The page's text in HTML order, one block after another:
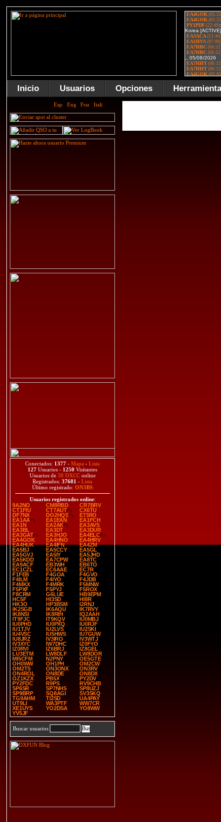
Inicio Usuarios Opciones
Conectados: 1377 - Mapa - Lista
127 Usuarios - 1250 Visitantes
Usuarios de 38 DXCConline
Registrados: 37681 - Lista
Último registrado: ON3BS
Usuarios registrados online:
9A2NO
CM8RBD
CR7BRV
CT1FIU
CT7AUT
CX6TU
DF7NX
DO2HQS
E73RO
EA1AA
EA1EAN
EA1FCH
EA1N
EA2AK
EA3AVS
EA3BL
EA3DT
EA3DUR
EA3GAT
EA3HJO
EA4ELC
EA4GOK
EA4HNO
EA4HRV
EA4HUK
EA4IFN
EA4ZM
EA5BJ
EA5CCY
EA5GL
EA5GVJ
EA5IY
EA5JHD
EA5KDD
EA7CPW
EA8TC
EA9ACF
EB3WH
EB6TO
EC1CZL
EC6AAE
EC7R
F1FEB
F4GOA
F4GVO
F4ILM
F4IYO
F4JDB
F4MKX
F4MRK
F5MNW
F5PXF
F5PYJ
F5ROX
F8CRM
G6LUE
HB9EPM
HC5F
HI3SD
HI8R
HK3O
HP3BSM
I2RNJ
IK2SGB
IK6AQU
IK7RVY
IK8NSI
IK8RIH
IQ2AAH
IT9FJC
IT9KQV
IU0MBJ
IU0PHD
IU0PXQ
IU0RJF
IU1TJV
IU2LVS
IU2SKI
IU4VSC
IU5HWS
IU7GUW
IU8JRZ
IV3IRO
IV3WTJ
IV3XYC
IW7DHC
IZ0FYO
IZ0RVI
IZ6BRJ
IZ8GEL
LU3ETM
LW8DLF
LW8DOR
MI5CFM
N2PNY
OE5GTE
OH0WW
OH1PH
OM2CW
OM2TS
ON3ONX
ON3RV
ON4ROL
ON8DE
ON8DX
OZ1KZX
PB5X
PY2DV
PY2FDC
R9PS
RV9CHB
SP6SR
SP7NHS
SP8UZJ
SP9BRP
SQ8AGI
SV3SKQ
TG9AHM
TI2SD
UA4PAY
UT9LI
WA3PTF
WW7CR
XE1UYS
YO2DSA
YO8WW
YV5JF
Buscar usuarios